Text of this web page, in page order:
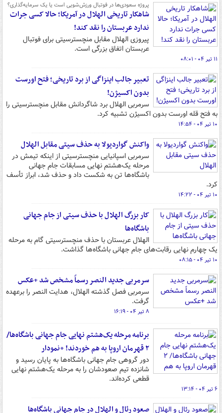
پروژه سعودی‌ها در فوتبال ورزش‌شویی است یا یک سرمایه‌گذاری؟
شاهکار تاریخی الهلال در آمریکا؛ حالا کسی جرات
ندارد عربستان را نقد کند!
پیروزی الهلال مقابل منچسترسیتی برای فوتبال
عربستان اتفاق بزرگی است.
۱۱ تیر ۰۴ - ۰۸:۰۱
تعبیر جالب اینزاگی از برد تاریخی؛ فتح اورست
بدون اکسیژن!
سرمربی الهلال برد شاگردانش مقابل منچسترسیتی را
به فتح قله اورست بدون اکسیژن تشبیه کرد.
۱۰ تیر ۰۴ - ۱۴:۵۴
واکنش گواردیولا به حذف سیتی مقابل الهلال
سرمربی اسپانیایی منچسترسیتی از اینکه تیمش در
مرحله یک‌هشتم نهایی مسابقات جام جهانی
باشگاه‌ها تن به شکست داد و حذف شد، ابراز تأسف
کرد.
۱۰ تیر ۰۴ - ۱۴:۲۲
کار بزرگ الهلال با حذف سیتی از جام جهانی
باشگاه‌ها
الهلال عربستان با حذف منچسترسیتی گام به مرحله
یک چهارم نهایی رقابت‌های جام جهانی باشگاه‌ها گذاشت.
۱۰ تیر ۰۴ - ۰۸:۱۵
سرمربی جدید النصر رسماً مشخص شد +عکس
سرمربی فصل گذشته الهلال، هدایت النصر را برعهده
گرفت.
۸ تیر ۰۴ - ۱۶:۱۹
برنامه مرحله یک‌هشتم نهایی جام جهانی باشگاه‌ها/
۲ قهرمان اروپا به هم خوردند! +نمودار
دور گروهی جام جهانی باشگاه‌ها به پایان رسید و
شانزده تیم صعودشان را به مرحله یک‌هشتم نهایی
قطعی کرده‌اند.
۶ تیر ۰۴ - ۱۳:۱۴
صعود رئال و الهلال در جام جهانی باشگاه‌ها